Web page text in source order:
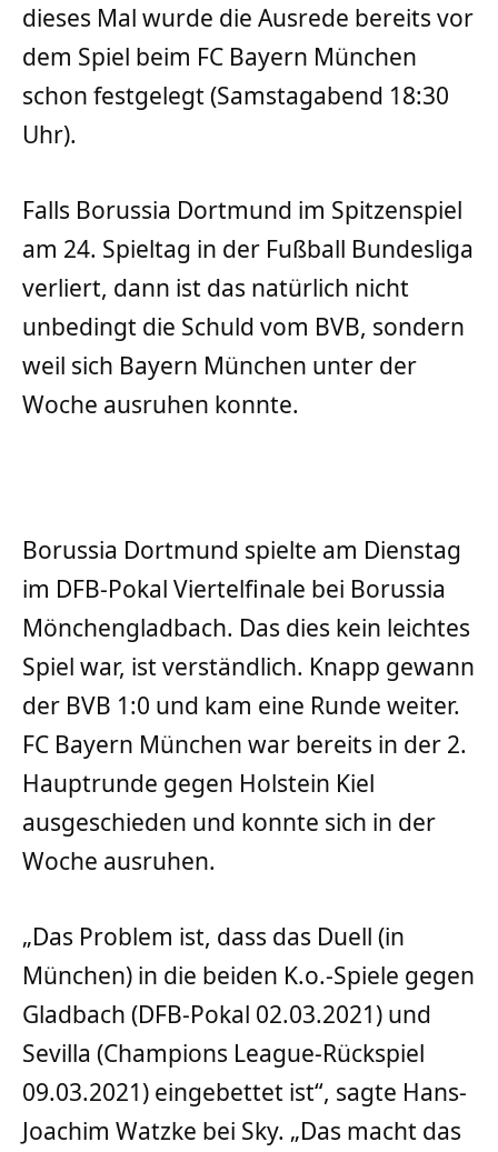
dieses Mal wurde die Ausrede bereits vor
dem Spiel beim FC Bayern München
schon festgelegt (Samstagabend 18:30
Uhr).
Falls Borussia Dortmund im Spitzenspiel
am 24. Spieltag in der Fußball Bundesliga
verliert, dann ist das natürlich nicht
unbedingt die Schuld vom BVB, sondern
weil sich Bayern München unter der
Woche ausruhen konnte.
Borussia Dortmund spielte am Dienstag
im DFB-Pokal Viertelfinale bei Borussia
Mönchengladbach. Das dies kein leichtes
Spiel war, ist verständlich. Knapp gewann
der BVB 1:0 und kam eine Runde weiter.
FC Bayern München war bereits in der 2.
Hauptrunde gegen Holstein Kiel
ausgeschieden und konnte sich in der
Woche ausruhen.
„Das Problem ist, dass das Duell (in
München) in die beiden K.o.-Spiele gegen
Gladbach (DFB-Pokal 02.03.2021) und
Sevilla (Champions League-Rückspiel
09.03.2021) eingebettet ist“, sagte Hans-
Joachim Watzke bei Sky. „Das macht das